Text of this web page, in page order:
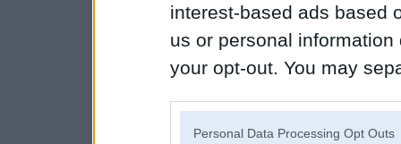
interest-based ads based
us or personal
your opt-out. You may
Personal Data Processing Opt Outs